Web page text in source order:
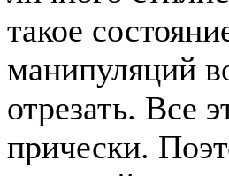
такое
манипуляций
отрезать. Все
прически.